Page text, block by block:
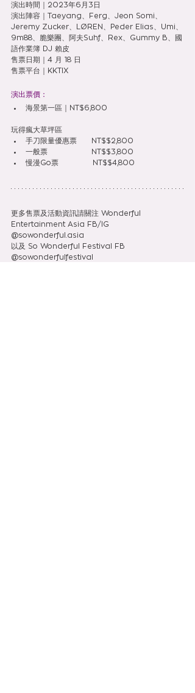
演出時間｜2023年6月3日
演出陣容｜Taeyang、Ferg、Jeon Somi、
Jeremy Zucker、LØREN、Peder Elias、Umi、
9m88、脆樂團、阿夫Suhf、Rex、Gummy B、國
語作業簿 DJ 賴皮
售票日期｜4 月 18 日
售票平台｜KKTIX
演出票價：
海景第一區｜NT$6,800
玩得瘋大草坪區
手刀限量優惠票      NT$$2,800
一般票                  NT$$3,800
慢漫Go票              NT$$4,800
更多售票及活動資訊請關注 Wonderful
Entertainment Asia FB/IG
@sowonderful.asia
以及 So Wonderful Festival FB
@sowonderfulfestival